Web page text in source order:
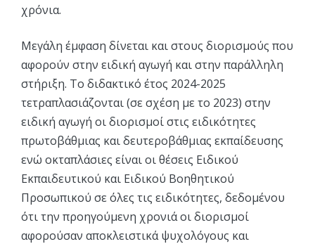
χρόνια.
Μεγάλη έμφαση δίνεται και στους διορισμούς που
αφορούν στην ειδική αγωγή και στην παράλληλη
στήριξη. Το διδακτικό έτος 2024-2025
τετραπλασιάζονται (σε σχέση με το 2023) στην
ειδική αγωγή οι διορισμοί στις ειδικότητες
πρωτοβάθμιας και δευτεροβάθμιας εκπαίδευσης
ενώ οκταπλάσιες είναι οι θέσεις Ειδικού
Εκπαιδευτικού και Ειδικού Βοηθητικού
Προσωπικού σε όλες τις ειδικότητες, δεδομένου
ότι την προηγούμενη χρονιά οι διορισμοί
αφορούσαν αποκλειστικά ψυχολόγους και